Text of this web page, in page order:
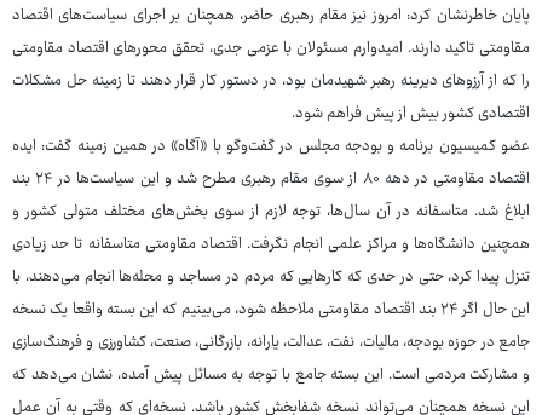
پایان خاطرنشان کرد: امروز نیز مقام رهبری حاضر، همچنان بر اجرای سیاست‌های اقتصاد
مقاومتی تاکید دارند. امیدوارم مسئولان با عزمی جدی، تحقق محورهای اقتصاد مقاومتی
را که از آرزوهای دیرینه رهبر شهیدمان بود، در دستور کار قرار دهند تا زمینه حل مشکلات
اقتصادی کشور بیش از پیش فراهم شود.
عضو کمیسیون برنامه و بودجه مجلس در گفت‌وگو با «آگاه» در همین زمینه گفت: ایده
اقتصاد مقاومتی در دهه ۸۰ از سوی مقام رهبری مطرح شد و این سیاست‌ها در ۲۴ بند
ابلاغ شد. متاسفانه در آن سال‌ها، توجه لازم از سوی بخش‌های مختلف متولی کشور و
همچنین دانشگاه‌ها و مراکز علمی انجام نگرفت. اقتصاد مقاومتی متاسفانه تا حد زیادی
تنزل پیدا کرد، حتی در حدی که کارهایی که مردم در مساجد و محله‌ها انجام می‌دهند، با
این حال اگر ۲۴ بند اقتصاد مقاومتی ملاحظه شود، می‌بینیم که این بسته واقعا یک نسخه
جامع در حوزه بودجه، مالیات، نفت، عدالت، یارانه، بازرگانی، صنعت، کشاورزی و فرهنگ‌سازی
و مشارکت مردمی است. این بسته جامع با توجه به مسائل پیش آمده، نشان می‌دهد که
این نسخه همچنان می‌تواند نسخه شفابخش کشور باشد. نسخه‌ای که وقتی به آن عمل